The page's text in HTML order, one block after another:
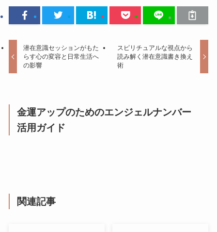
潜在意識セッションがもた
らす心の変容と日常生活へ
の影響
スピリチュアルな視点から
読み解く潜在意識書き換え
術
金運アップのためのエンジェルナンバー
活用ガイド
関連記事